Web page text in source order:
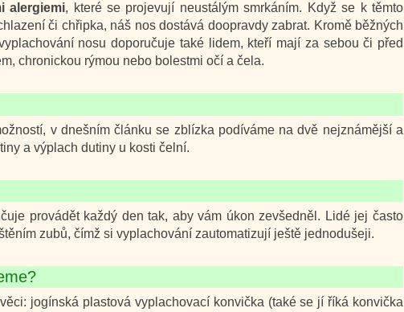
alergiemi, které se projevují neustálým smrkáním. Když se k těmto
či chřipka, náš nos dostává doopravdy zabrat. Kromě běžných
nosu doporučuje také lidem, kteří mají za sebou či před
chronickou rýmou nebo bolestmi očí a čela.
v dnešním článku se zblízka podíváme na dvě nejznámější a
a výplach dutiny u kosti čelní.
provádět každý den tak, aby vám úkon zevšedněl. Lidé jej často
zubů, čímž si vyplachování zautomatizují ještě jednodušeji.
jogínská plastová vyplachovací konvička (také se jí říká konvička